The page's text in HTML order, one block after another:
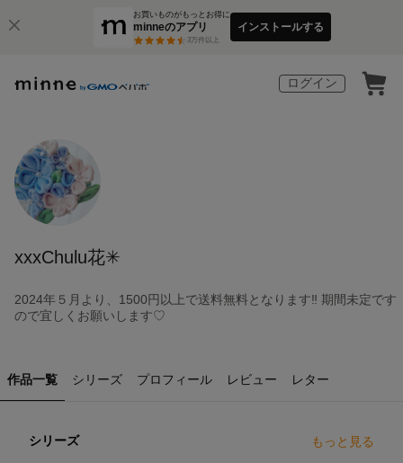
お買いものがもっとお得に
minneのアプリ
3万件以上
インストールする
ログイン
xxxChulu花✳︎
2024年５月より、1500円以上で送料無料となります‼︎ 期間未定です
ので宜しくお願いします♡
作品一覧 シリーズ プロフィール レビュー レター
シリーズ もっと見る